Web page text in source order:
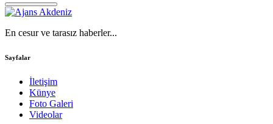
En cesur ve tarasız haberler...
Sayfalar
İletişim
Künye
Foto Galeri
Videolar